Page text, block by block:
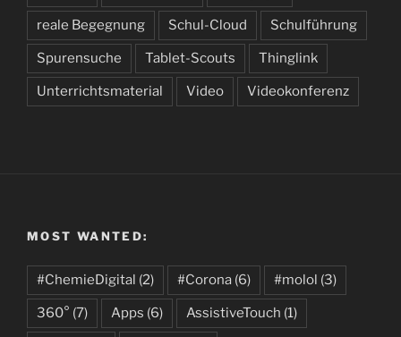
reale Begegnung Schul-Cloud Schulführung
Spurensuche Tablet-Scouts Thinglink
Unterrichtsmaterial Video Videokonferenz
MOST WANTED:
#ChemieDigital (2) #Corona (6) #molol (3)
360° (7) Apps (6) AssistiveTouch (1)